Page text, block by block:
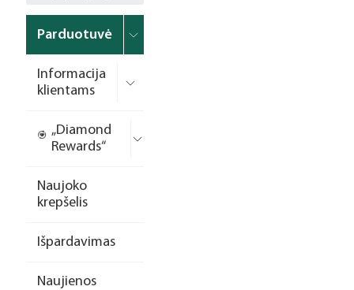
Parduotuvė
Informacija
klientams
„Diamond
Rewards“
Naujoko
krepšelis
Išpardavimas
Naujienos